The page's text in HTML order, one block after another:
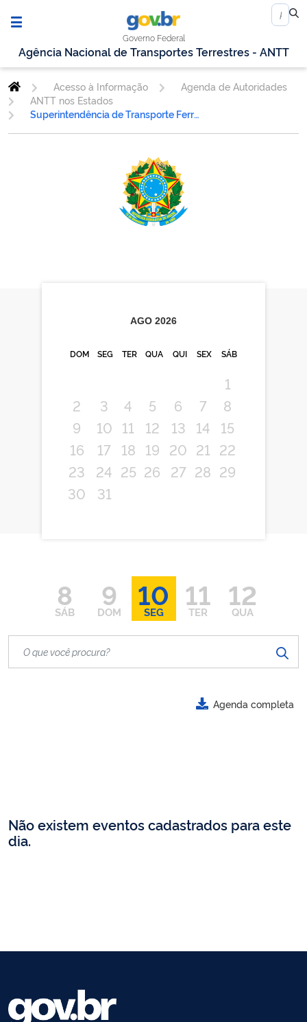
Governo Federal
Agência Nacional de Transportes Terrestres - ANTT
Acesso à Informação
Agenda de Autoridades
ANTT nos Estados
Superintendência de Transporte Ferroviário.
AGO 2026
DOM SEG TER QUA QUI SEX SÁB
1
2
3 4 5 6 7
8
9
10 11 12 13 14
15
16
17 18 19 20 21 22
23
24 25 26 27 28 29
30
31
8
SÁB
9
DOM
10
SEG
11
TER
12
QUA
Agenda completa
Não existem eventos cadastrados para este
dia.